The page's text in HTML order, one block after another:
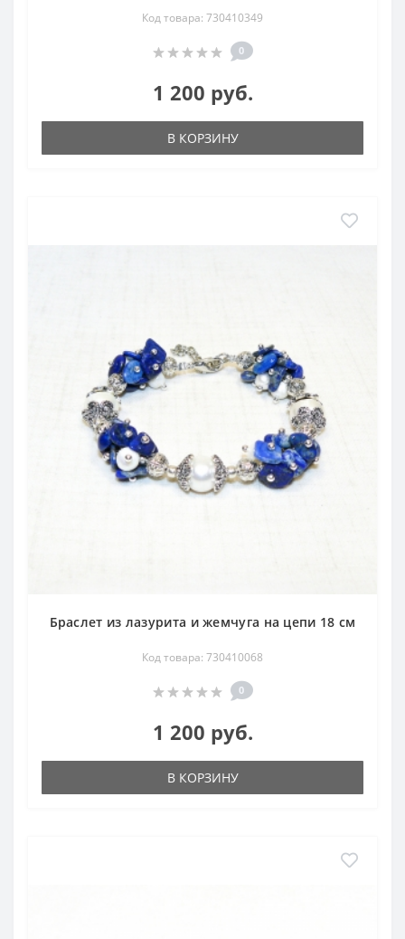
Код товара: 730410349
0
1 200 руб.
В КОРЗИНУ
Браслет из лазурита и жемчуга на цепи 18 см
Код товара: 730410068
0
1 200 руб.
В КОРЗИНУ